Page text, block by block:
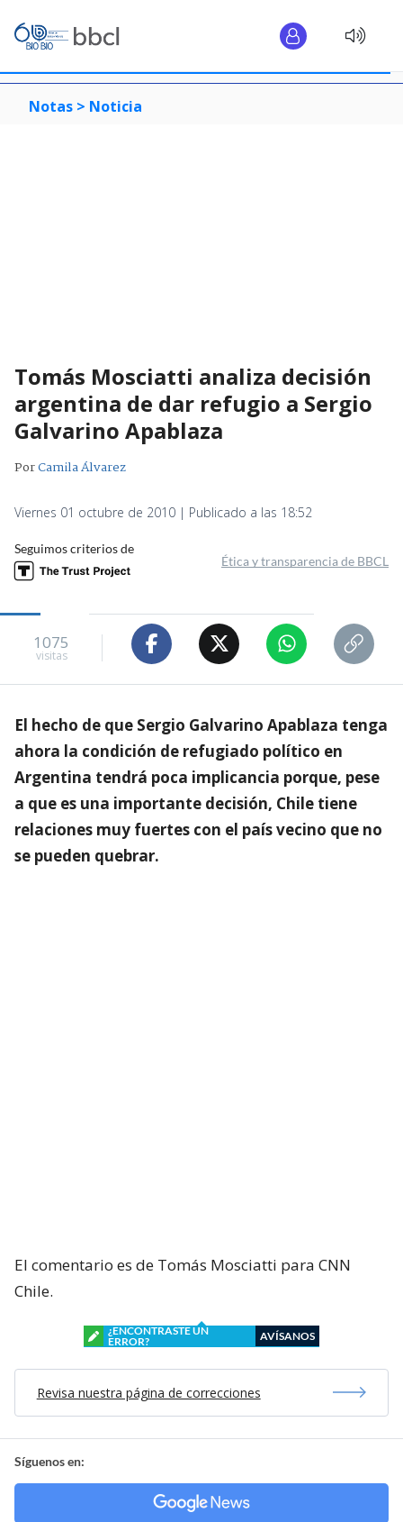
Notas > Noticia
Tomás Mosciatti analiza decisión
argentina de dar refugio a Sergio
Galvarino Apablaza
PorCamila Álvarez
Viernes 01 octubre de 2010 | Publicado a las 18:52
Seguimos criterios de
Ética y transparencia de BBCL
1075
visitas
El hecho de que Sergio Galvarino Apablaza tenga
ahora la condición de refugiado político en
Argentina tendrá poca implicancia porque, pese
a que es una importante decisión, Chile tiene
relaciones muy fuertes con el país vecino que no
se pueden quebrar.
El comentario es de Tomás Mosciatti para CNN
Chile.
¿ENCONTRASTE UN
ERROR?
AVÍSANOS
Revisa nuestra página de correcciones
Síguenos en: